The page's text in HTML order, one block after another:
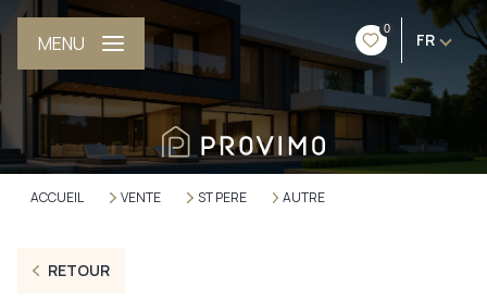
0
FR
MENU
ACCUEIL VENTE ST PERE AUTRE
RETOUR